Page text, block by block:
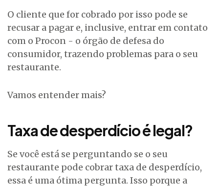
O cliente que for cobrado por isso pode se
recusar a pagar e, inclusive, entrar em contato
com o Procon - o órgão de defesa do
consumidor, trazendo problemas para o seu
restaurante.
Vamos entender mais?
Taxa de desperdício é legal?
Se você está se perguntando se o seu
restaurante pode cobrar taxa de desperdício,
essa é uma ótima pergunta. Isso porque a